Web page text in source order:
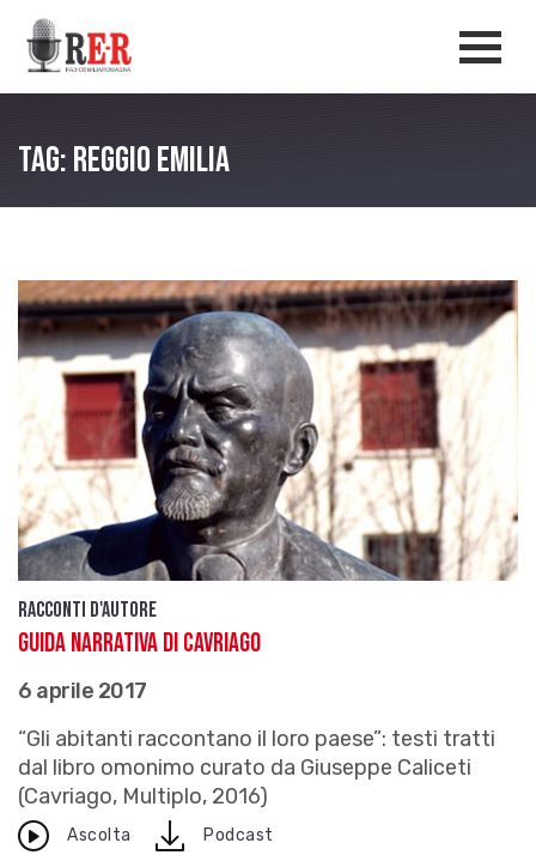
Salta al contenuto principale
Tag: Reggio Emilia
Racconti d'autore
Guida narrativa di Cavriago
6 aprile 2017
“Gli abitanti raccontano il loro paese”: testi tratti
dal libro omonimo curato da Giuseppe Caliceti
(Cavriago, Multiplo, 2016)
Ascolta downloadPodcast